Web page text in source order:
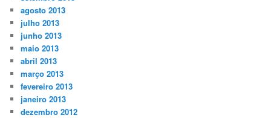
agosto 2013
julho 2013
junho 2013
maio 2013
abril 2013
março 2013
fevereiro 2013
janeiro 2013
dezembro 2012